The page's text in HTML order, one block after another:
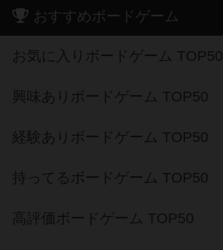
おすすめボードゲーム
お気に入りボードゲーム TOP50
興味ありボードゲーム TOP50
経験ありボードゲーム TOP50
持ってるボードゲーム TOP50
高評価ボードゲーム TOP50